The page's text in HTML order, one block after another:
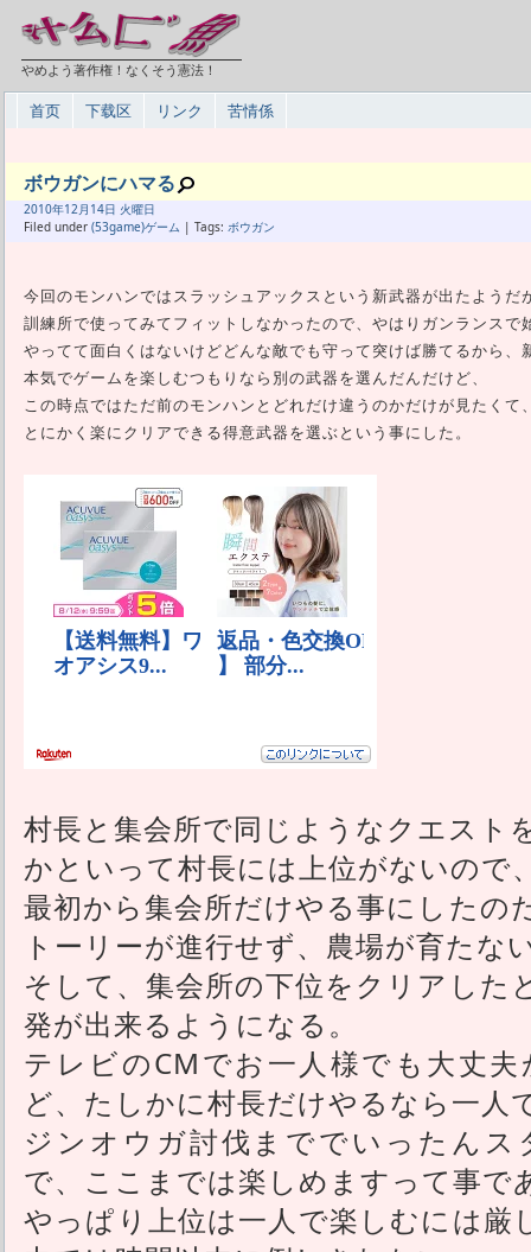
やめよう著作権！なくそう憲法！
首页 下载区 リンク 苦情係
ボウガンにハマる
2010年12月 14日 火曜日
Filed under (53game)ゲーム | Tags: ボウガン
今回のモンハンではスラッシュアックスという新武器が出たようだ
訓練所で使ってみてフィットしなかったので、やはりガンランスで
やってて面白くはないけどどんな敵でも守って突けば勝てるから
本気でゲームを楽しむつもりなら別の武器を選んだんだけど、
この時点ではただ前のモンハンとどれだけ違うのかだけが見たくて
とにかく楽にクリアできる得意武器を選ぶという事にした。
村長と集会所で同じようなクエスト
かといって村長には上位がないので
最初から集会所だけやる事にしたの
トーリーが進行せず、農場が育たな
そして、集会所の下位をクリアした
発が出来るようになる。
テレビのCMでお一人様でも大丈
ど、たしかに村長だけやるなら一人
ジンオウガ討伐まででいったん
で、ここまでは楽しめますって事で
やっぱり上位は一人で楽しむには厳